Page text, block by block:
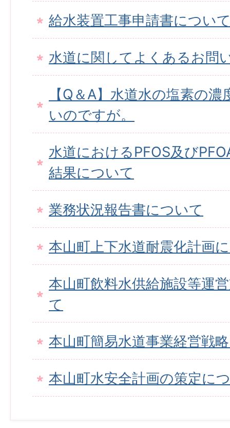
給水装置工事申請書につい
水道に関してよくあるお問
【Q＆A】水道水の塩素の
いのですが。
水道におけるPFOS及び
結果について
業務状況報告書について
本山町上下水道耐震化計画
本山町飲料水供給施設等運
て
本山町簡易水道事業経営戦
本山町水安全計画の策定に